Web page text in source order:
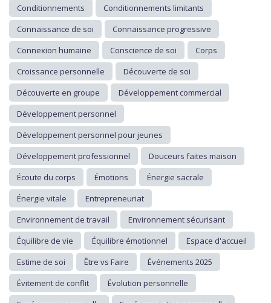
Conditionnements
Conditionnements limitants
Connaissance de soi
Connaissance progressive
Connexion humaine
Conscience de soi
Corps
Croissance personnelle
Découverte de soi
Découverte en groupe
Développement commercial
Développement personnel
Développement personnel pour jeunes
Développement professionnel
Douceurs faites maison
Écoute du corps
Émotions
Énergie sacrale
Énergie vitale
Entrepreneuriat
Environnement de travail
Environnement sécurisant
Équilibre de vie
Équilibre émotionnel
Espace d'accueil
Estime de soi
Être vs Faire
Événements 2025
Évitement de conflit
Évolution personnelle